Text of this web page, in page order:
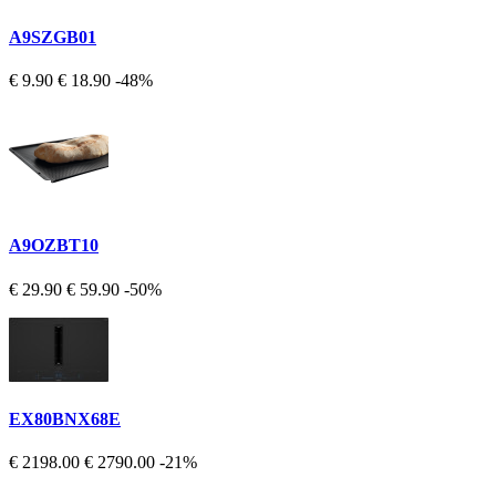
A9SZGB01
€ 9.90 € 18.90 -48%
A9OZBT10
€ 29.90 € 59.90 -50%
EX80BNX68E
€ 2198.00 € 2790.00 -21%